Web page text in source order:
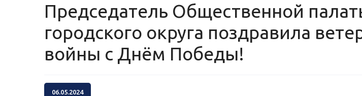
Председатель Общественной палаты Сергиево-Посадского
городского округа поздравила
войны с Днём Победы!
06.05.2024